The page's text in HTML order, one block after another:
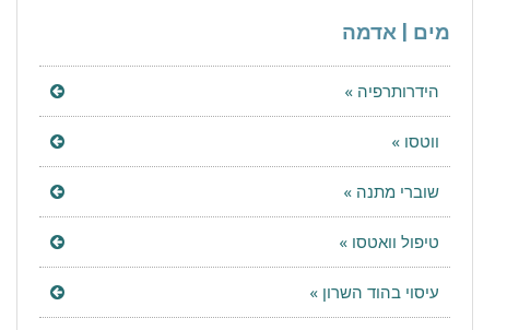
מים | אדמה
הידרותרפיה »
ווטסו »
שוברי מתנה »
טיפול וואטסו »
עיסוי בהוד השרון »